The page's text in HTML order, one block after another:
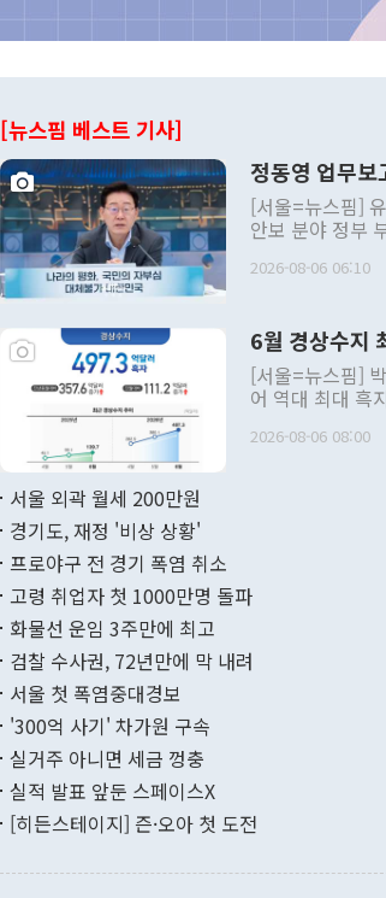
[뉴스핌 베스트 기사]
정동영 업무보
[서울=뉴스핌]
안보 분야 정부
발언 중에는 정
주의적 희망에
관의 대북 정책
관 부처 장관이
관의 무리한 대
다. [정동영 통일부 장관이 지난달 23일 오후 서울 종로구 정부서울청사에
무너졌다고도
함께 4자 대화의
"우리의 선의대
관은 업무보고
2026-08-06 06:10
6월 경상수지
[서울=뉴스핌]
어 역대 최대 흑
료=한국은행] 한국은행이 6일 발표한 '2026년 6월 국제수지(잠정)'에 따르
며 월간 기준 처
196.9% 급증했
수출은 160.4%
기록했지만 지
로 전환됐다. 본
는 배당수입이
2026-08-06 08:00
서울 외곽 월세 200만원
경기도, 재정 '비상 상황'
프로야구 전 경기 폭염 취소
고령 취업자 첫 1000만명 돌파
화물선 운임 3주만에 최고
검찰 수사권, 72년만에 막 내려
서울 첫 폭염중대경보
'300억 사기' 차가원 구속
실거주 아니면 세금 껑충
실적 발표 앞둔 스페이스X
[히든스테이지] 즌·오아 첫 도전